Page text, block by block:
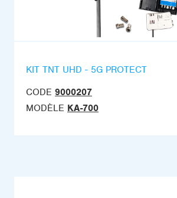
KIT TNT UHD - 5G PROTECT
CODE 9000207
MODÈLE KA-700